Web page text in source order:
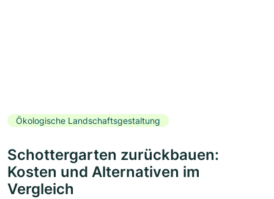
Ökologische Landschaftsgestaltung
Schottergarten zurückbauen:
Kosten und Alternativen im
Vergleich